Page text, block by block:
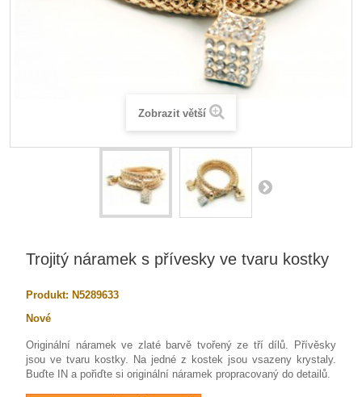
Zobrazit větší
Trojitý náramek s přívesky ve tvaru kostky
Produkt: N5289633
Nové
Originální náramek ve zlaté barvě tvořený ze tří dílů. Přívěsky
jsou ve tvaru kostky. Na jedné z kostek jsou vsazeny krystaly.
Buďte IN a pořiďte si originální náramek propracovaný do detailů.